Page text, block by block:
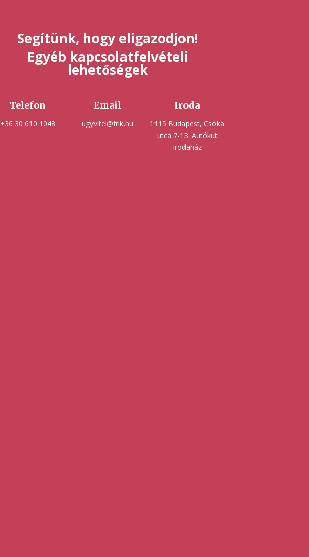
Segítünk, hogy eligazodjon!
Egyéb kapcsolatfelvételi
lehetőségek
Telefon
+36 30 610 1048
Email
ugyvitel@frik.hu
Iroda
1115 Budapest, Csóka
utca 7-13. Autókut
Irodaház